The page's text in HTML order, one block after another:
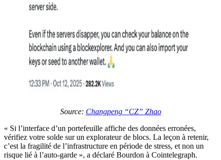
Source: Changpeng “CZ” Zhao
« Si l’interface d’un portefeuille affiche des données erronées,
vérifiez votre solde sur un explorateur de blocs. La leçon à retenir,
c’est la fragilité de l’infrastructure en période de stress, et non un
risque lié à l’auto-garde », a déclaré Bourdon à Cointelegraph.